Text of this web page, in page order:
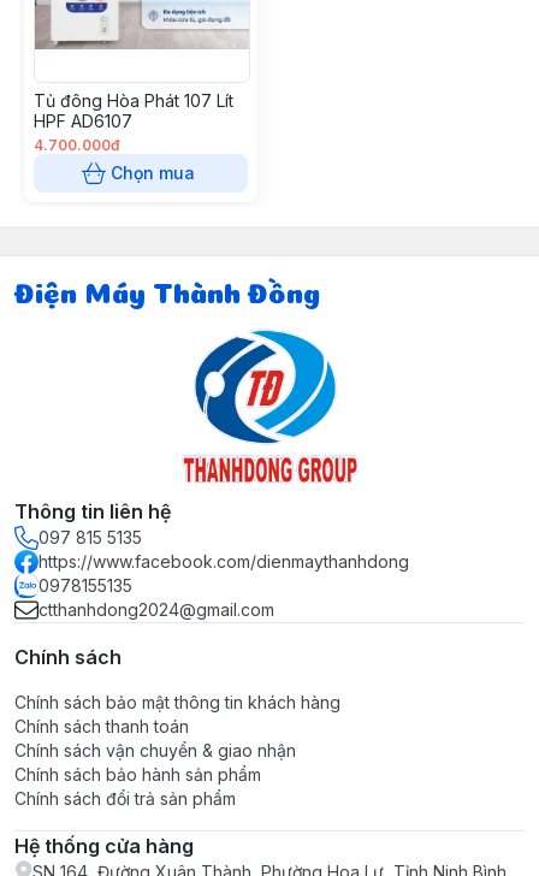
Tủ đông Hòa Phát 107 Lít
HPF AD6107
4.700.000đ
Chọn mua
Điện Máy Thành Đồng
Thông tin liên hệ
097 815 5135
https://www.facebook.com/dienmaythanhdong
0978155135
ctthanhdong2024@gmail.com
Chính sách
Chính sách bảo mật thông tin khách hàng
Chính sách thanh toán
Chính sách vận chuyển & giao nhận
Chính sách bảo hành sản phẩm
Chính sách đổi trả sản phẩm
Hệ thống cửa hàng
SN 164, Đường Xuân Thành, Phường Hoa Lư, Tỉnh Ninh Bình